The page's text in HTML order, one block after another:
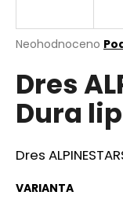
Průměrné
produktu
je
0,0
hvězdiček.
Neohodnoceno
Dres
Dura
Dres
VARIANTA
j
t
?